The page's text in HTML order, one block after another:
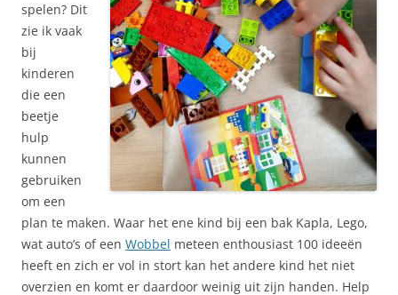
spelen? Dit
zie ik vaak
bij
kinderen
die een
beetje
hulp
kunnen
gebruiken
om een
plan te maken. Waar het ene kind bij een bak Kapla, Lego,
wat auto’s of een Wobbel meteen enthousiast 100 ideeën
heeft en zich er vol in stort kan het andere kind het niet
overzien en komt er daardoor weinig uit zijn handen. Help